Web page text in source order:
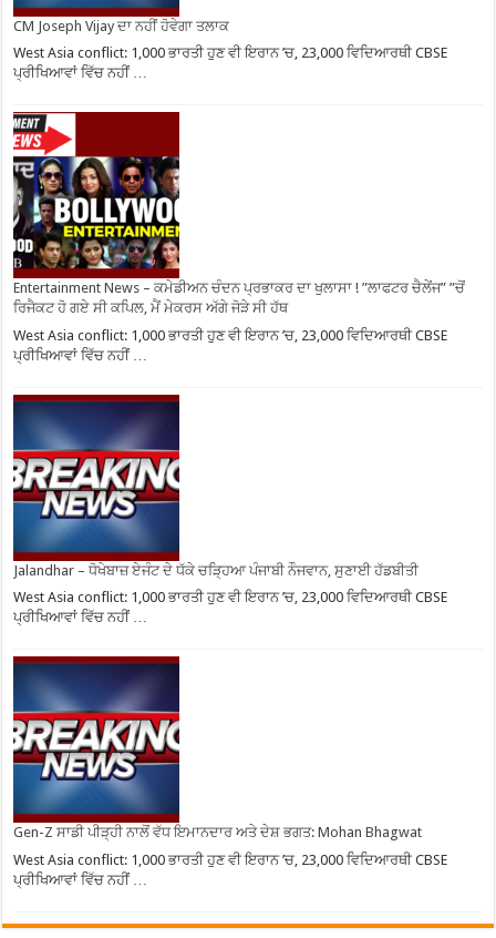
CM Joseph Vijay ਦਾ ਨਹੀਂ ਹੋਵੇਗਾ ਤਲਾਕ
West Asia conflict: 1,000 ਭਾਰਤੀ ਹੁਣ ਵੀ ਇਰਾਨ ’ਚ, 23,000 ਵਿਦਿਆਰਥੀ CBSE
ਪ੍ਰੀਖਿਆਵਾਂ ਵਿੱਚ ਨਹੀਂ …
Entertainment News – ਕਮੇਡੀਅਨ ਚੰਦਨ ਪ੍ਰਭਾਕਰ ਦਾ ਖੁਲਾਸਾ ! ”ਲਾਫਟਰ ਚੈਲੇਂਜ” ”ਚੋਂ
ਰਿਜੈਕਟ ਹੋ ਗਏ ਸੀ ਕਪਿਲ, ਮੈਂ ਮੇਕਰਸ ਅੱਗੇ ਜੋੜੇ ਸੀ ਹੱਥ
West Asia conflict: 1,000 ਭਾਰਤੀ ਹੁਣ ਵੀ ਇਰਾਨ ’ਚ, 23,000 ਵਿਦਿਆਰਥੀ CBSE
ਪ੍ਰੀਖਿਆਵਾਂ ਵਿੱਚ ਨਹੀਂ …
Jalandhar – ਧੋਖੇਬਾਜ਼ ਏਜੰਟ ਦੇ ਧੱਕੇ ਚੜ੍ਹਿਆ ਪੰਜਾਬੀ ਨੌਜਵਾਨ, ਸੁਣਾਈ ਹੱਡਬੀਤੀ
West Asia conflict: 1,000 ਭਾਰਤੀ ਹੁਣ ਵੀ ਇਰਾਨ ’ਚ, 23,000 ਵਿਦਿਆਰਥੀ CBSE
ਪ੍ਰੀਖਿਆਵਾਂ ਵਿੱਚ ਨਹੀਂ …
Gen-Z ਸਾਡੀ ਪੀੜ੍ਹੀ ਨਾਲੋਂ ਵੱਧ ਇਮਾਨਦਾਰ ਅਤੇ ਦੇਸ਼ ਭਗਤ: Mohan Bhagwat
West Asia conflict: 1,000 ਭਾਰਤੀ ਹੁਣ ਵੀ ਇਰਾਨ ’ਚ, 23,000 ਵਿਦਿਆਰਥੀ CBSE
ਪ੍ਰੀਖਿਆਵਾਂ ਵਿੱਚ ਨਹੀਂ …